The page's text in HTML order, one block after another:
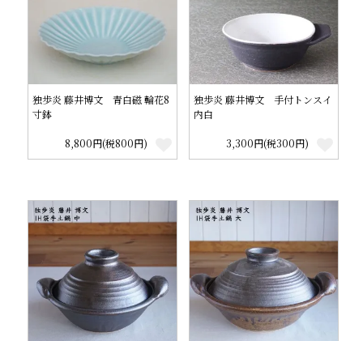
独歩炎 藤井博文 青白磁 輪花8
寸鉢
8,800円(税800円)
独歩炎 藤井博文 手付トンスイ
内白
3,300円(税300円)